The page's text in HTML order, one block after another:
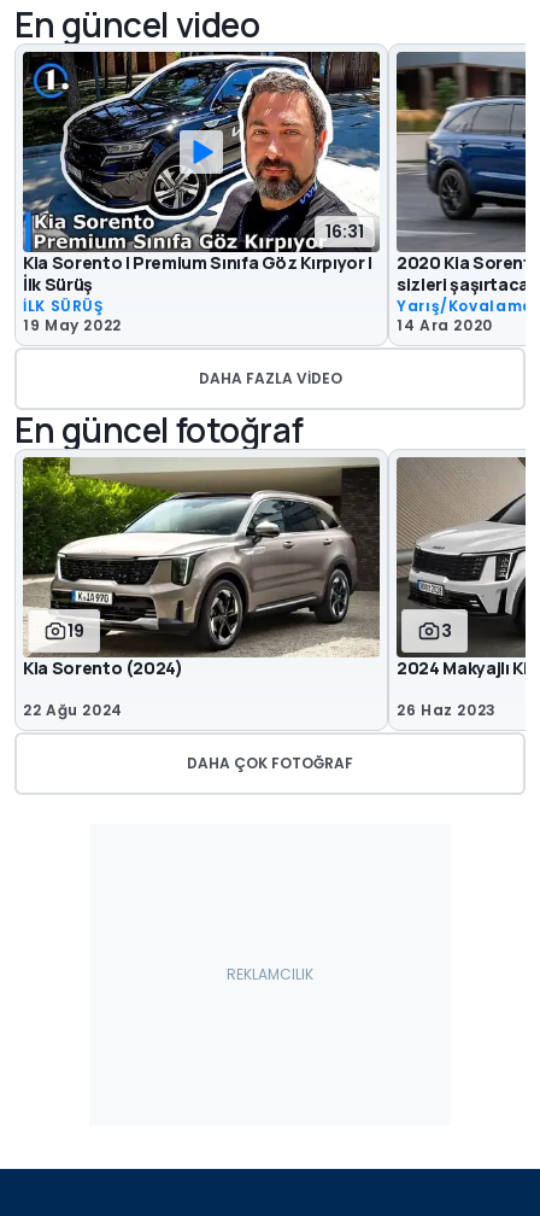
En güncel video
16:31
Kia Sorento | Premium Sınıfa Göz Kırpıyor |
İlk Sürüş
İLK SÜRÜŞ
19 May 2022
2020 Kia
sizleri şaşırtacak
Yarış/
14 Ara 2020
DAHA FAZLA VIDEO
En güncel fotoğraf
19
Kia Sorento (2024)
22 Ağu 2024
3
2024 Makyajlı
26 Haz 2023
DAHA ÇOK FOTOĞRAF